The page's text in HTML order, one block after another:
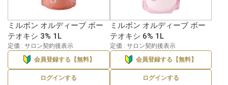
ミルボン オルディーブ ボー
テオキシ 3% 1L
定価 : サロン契約後表示
会員登録する【無料】
ログインする
ミルボン オルディーブ ボー
テオキシ 6% 1L
定価 : サロン契約後表示
会員登録する【無料】
ログインする